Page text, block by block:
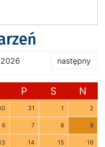
następny
P S N
31 1 2
6 7 8 9
14 15 16